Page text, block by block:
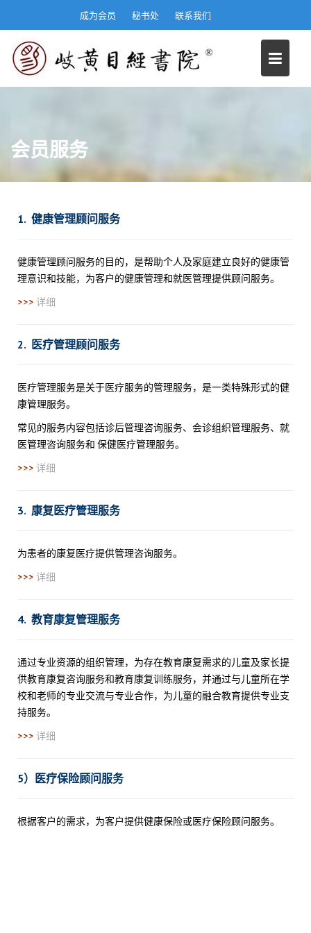
o
成为会员 秘书处 联系我们
会员服务
1. 健康管理顾问服务
健康管理顾问服务的目的，是帮助个人及家庭建立良好的健康管
理意识和技能，为客户的健康管理和就医管理提供顾问服务。
>>> 详细
2. 医疗管理顾问服务
医疗管理服务是关于医疗服务的管理服务，是一类特殊形式的健
康管理服务。
常见的服务内容包括诊后管理咨询服务、会诊组织管理服务、就
医管理咨询服务和 保健医疗管理服务。
>>> 详细
3. 康复医疗管理服务
为患者的康复医疗提供管理咨询服务。
>>> 详细
4. 教育康复管理服务
通过专业资源的组织管理，为存在教育康复需求的儿童及家长提
供教育康复咨询服务和教育康复训练服务，并通过与儿童所在学
校和老师的专业交流与专业合作，为儿童的融合教育提供专业支
持服务。
>>> 详细
5）医疗保险顾问服务
根据客户的需求，为客户提供健康保险或医疗保险顾问服务。